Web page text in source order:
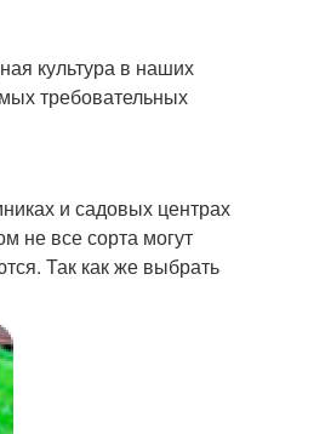
культура в наших
требовательных
и садовых центрах
не все сорта могут
Так как же выбрать